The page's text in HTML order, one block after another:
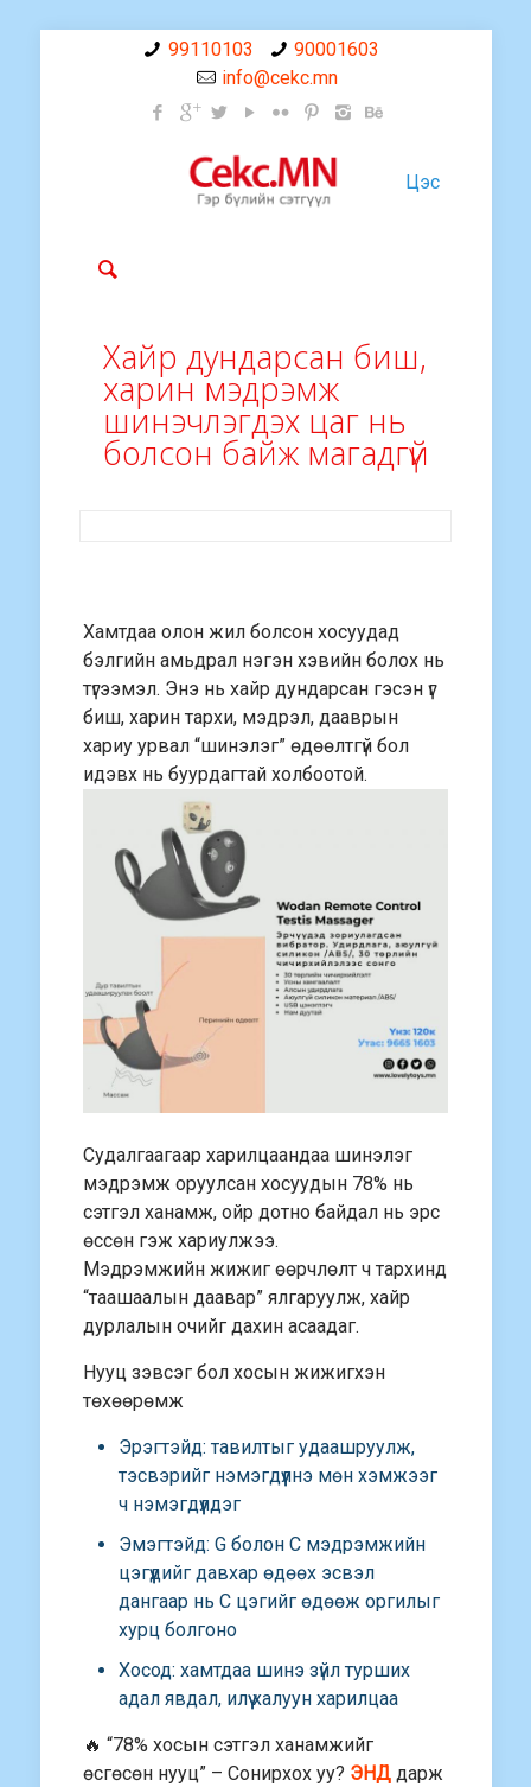
99110103
90001603
info@cekc.mn
Цэс
Хайр дундарсан биш,
харин мэдрэмж
шинэчлэгдэх цаг нь
болсон байж магадгүй
Хамтдаа олон жил болсон хосуудад
бэлгийн амьдрал нэгэн хэвийн болох нь
түгээмэл. Энэ нь хайр дундарсан гэсэн үг
биш, харин тархи, мэдрэл, дааврын
хариу урвал “шинэлэг” өдөөлтгүй бол
идэвх нь буурдагтай холбоотой.
Судалгаагаар харилцаандаа шинэлэг
мэдрэмж оруулсан хосуудын 78% нь
сэтгэл ханамж, ойр дотно байдал нь эрс
өссөн гэж хариулжээ.
Мэдрэмжийн жижиг өөрчлөлт ч тархинд
“таашаалын даавар” ялгаруулж, хайр
дурлалын очийг дахин асаадаг.
Нууц зэвсэг бол хосын жижигхэн
төхөөрөмж
Эрэгтэйд: тавилтыг удаашруулж,
тэсвэрийг нэмэгдүүлнэ мөн хэмжээг
ч нэмэгдүүлдэг
Эмэгтэйд: G болон C мэдрэмжийн
цэгүүдийг давхар өдөөх эсвэл
дангаар нь C цэгийг өдөөж оргилыг
хурц болгоно
Хосод: хамтдаа шинэ зүйл турших
адал явдал, илүү халуун харилцаа
🔥 “78% хосын сэтгэл ханамжийг
өсгөсөн нууц” – Сонирхох уу? ЭНД дарж